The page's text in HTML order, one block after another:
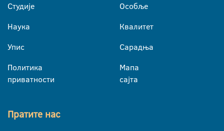
Студије
Наука
Упис
Политика
приватности
Особље
Квалитет
Сарадња
Мапа
сајта
Пратите нас